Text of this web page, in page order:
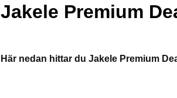
Jakele Premium
Här nedan hittar du Jakele Premium